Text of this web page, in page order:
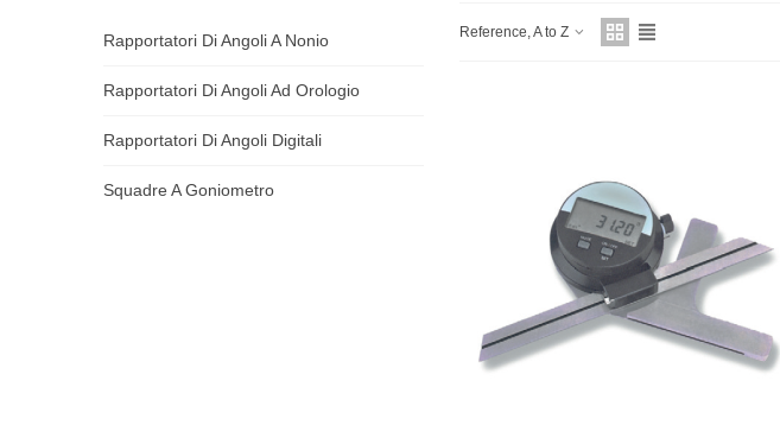
Rapportatori Di Angoli A Nonio
Rapportatori Di Angoli Ad Orologio
Rapportatori Di Angoli Digitali
Squadre A Goniometro
Reference, A to Z